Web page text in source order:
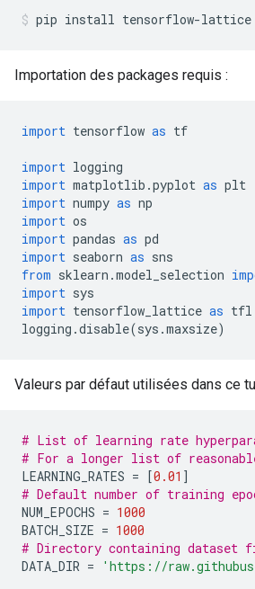
pip install tensorflow-lattice
Importation des packages requis :
import tensorflow as tf
import logging
import matplotlib .pyplot as plt
import numpy as np
import os
import pandas as pd
import seaborn as sns
from sklearn .model_selection
import sys
import tensorflow_lattice as tfl
logging .disable(sys .maxsize)
Valeurs par défaut utilisées dans ce
# List of learning rate
# For a longer list of
LEARNING_RATES = [0.01 ]
# Default number of training
NUM_EPOCHS = 1000
BATCH_SIZE = 1000
# Directory containing dataset
DATA_DIR = 'https://